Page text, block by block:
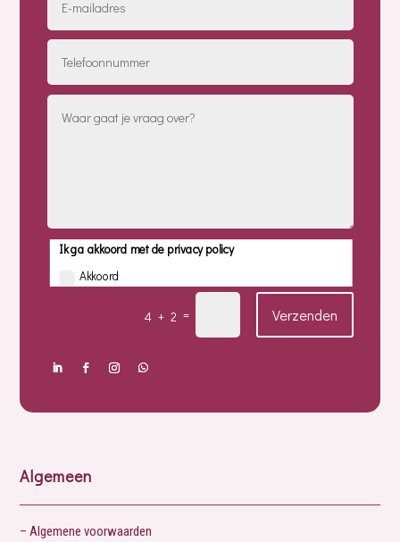
Ik ga akkoord met de privacy policy
Akkoord
4 + 2 = Verzenden
Algemeen
– Algemene voorwaarden